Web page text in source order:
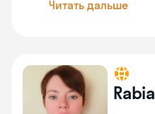
Читать дальше
Rabia